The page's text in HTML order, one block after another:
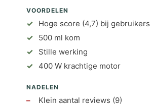
VOORDELEN
Hoge score (4,7) bij gebruikers
500 ml kom
Stille werking
400 W krachtige motor
NADELEN
Klein aantal reviews (9)